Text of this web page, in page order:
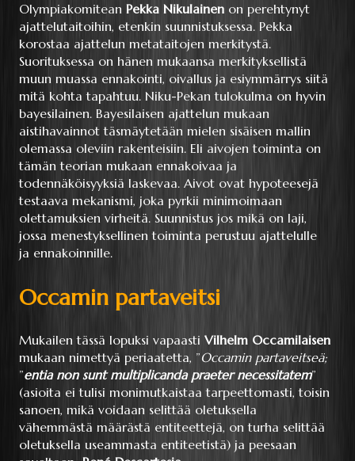
Olympiakomitean Pekka Nikulainen on perehtynyt
ajattelutaitoihin, etenkin suunnistuksessa. Pekka
korostaa ajattelun metataitojen merkitystä.
Suorituksessa on hänen mukaansa merkityksellistä
muun muassa ennakointi, oivallus ja esiymmärrys siitä
mitä kohta tapahtuu. Niku-Pekan tulokulma on hyvin
bayesilainen. Bayesilaisen ajattelun mukaan
aistihavainnot täsmäytetään mielen sisäisen mallin
olemassa oleviin rakenteisiin. Eli aivojen toiminta on
tämän teorian mukaan ennakoivaa ja
todennäköisyyksiä laskevaa. Aivot ovat hypoteesejä
testaava mekanismi, joka pyrkii minimoimaan
olettamuksien virheitä. Suunnistus jos mikä on laji,
jossa menestyksellinen toiminta perustuu ajattelulle
ja ennakoinnille.
Occamin partaveitsi
Mukailen tässä lopuksi vapaasti Vilhelm Occamilaisen
mukaan nimettyä periaatetta, ”Occamin partaveitseä;
”entia non sunt multiplicanda praeter necessitatem”
(asioita ei tulisi monimutkaistaa tarpeettomasti, toisin
sanoen, mikä voidaan selittää oletuksella
vähemmästä määrästä entiteettejä, on turha selittää
oletuksella useammasta entiteetistä) ja peesaan